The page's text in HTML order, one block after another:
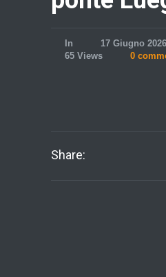
In 17 Giugno 2026
65 Views
0
Share: